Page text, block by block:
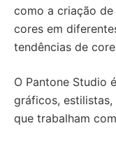
como a criação
cores em
tendências de
O Pantone Studio
gráficos,
que trabalham